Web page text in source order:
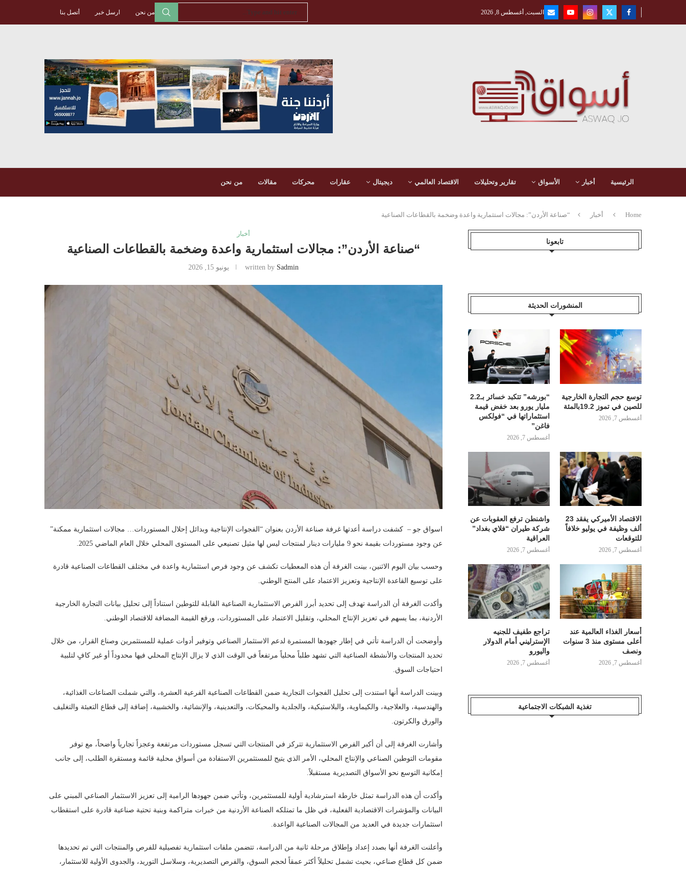
السبت, أغسطس 8, 2026 من نحن ارسل خبر أتصل بنا
الرئيسية أخبار الأسواق تقارير وتحليلات الاقتصاد العالمي ديجيتال عقارات محركات مقالات من نحن
Home أخبار “صناعة الأردن”: مجالات استثمارية واعدة وضخمة بالقطاعات الصناعية
أخبار
“صناعة الأردن”: مجالات استثمارية واعدة وضخمة بالقطاعات الصناعية
written by Sadmin يونيو 15, 2026
اسواق جو – كشفت دراسة أعدتها غرفة صناعة الأردن بعنوان “الفجوات الإنتاجية وبدائل إحلال المستوردات… مجالات استثمارية ممكنة”
عن وجود مستوردات بقيمة نحو 9 مليارات دينار لمنتجات ليس لها مثيل تصنيعي على المستوى المحلي خلال العام الماضي 2025.
وحسب بيان اليوم الاثنين، بينت الغرفة أن هذه المعطيات تكشف عن وجود فرص استثمارية واعدة في مختلف القطاعات الصناعية قادرة
على توسيع القاعدة الإنتاجية وتعزيز الاعتماد على المنتج الوطني.
وأكدت الغرفة أن الدراسة تهدف إلى تحديد أبرز الفرص الاستثمارية الصناعية القابلة للتوطين استناداً إلى تحليل بيانات التجارة الخارجية
الأردنية، بما يسهم في تعزيز الإنتاج المحلي، وتقليل الاعتماد على المستوردات، ورفع القيمة المضافة للاقتصاد الوطني.
وأوضحت أن الدراسة تأتي في إطار جهودها المستمرة لدعم الاستثمار الصناعي وتوفير أدوات عملية للمستثمرين وصناع القرار، من خلال
تحديد المنتجات والأنشطة الصناعية التي تشهد طلباً محلياً مرتفعاً في الوقت الذي لا يزال الإنتاج المحلي فيها محدوداً أو غير كافٍ لتلبية
احتياجات السوق.
وبينت الدراسة أنها استندت إلى تحليل الفجوات التجارية ضمن القطاعات الصناعية الفرعية العشرة، والتي شملت الصناعات الغذائية،
والهندسية، والعلاجية، والكيماوية، والبلاستيكية، والجلدية والمحيكات، والتعدينية، والإنشائية، والخشبية، إضافة إلى قطاع التعبئة والتغليف
والورق والكرتون.
وأشارت الغرفة إلى أن أكبر الفرص الاستثمارية تتركز في المنتجات التي تسجل مستوردات مرتفعة وعجزاً تجارياً واضحاً، مع توفر
مقومات التوطين الصناعي والإنتاج المحلي، الأمر الذي يتيح للمستثمرين الاستفادة من أسواق محلية قائمة ومستقرة الطلب، إلى جانب
إمكانية التوسع نحو الأسواق التصديرية مستقبلاً.
وأكدت أن هذه الدراسة تمثل خارطة استرشادية أولية للمستثمرين، وتأتي ضمن جهودها الرامية إلى تعزيز الاستثمار الصناعي المبني على
البيانات والمؤشرات الاقتصادية الفعلية، في ظل ما تمتلكه الصناعة الأردنية من خبرات متراكمة وبنية تحتية صناعية قادرة على استقطاب
استثمارات جديدة في العديد من المجالات الصناعية الواعدة.
وأعلنت الغرفة أنها بصدد إعداد وإطلاق مرحلة ثانية من الدراسة، تتضمن ملفات استثمارية تفصيلية للفرص والمنتجات التي تم تحديدها
ضمن كل قطاع صناعي، بحيث تشمل تحليلاً أكثر عمقاً لحجم السوق، والفرص التصديرية، وسلاسل التوريد، والجدوى الأولية للاستثمار،
تابعونا
المنشورات الحديثة
توسع حجم التجارة الخارجية
للصين في تموز 19.2بالمئة
أغسطس 7, 2026
“بورشه” تتكبد خسائر بـ2.2
مليار يورو بعد خفض قيمة
استثماراتها في “فولكس
فاغن”
أغسطس 7, 2026
الاقتصاد الأميركي يفقد 23
ألف وظيفة في يوليو خلافاً
للتوقعات
أغسطس 7, 2026
واشنطن ترفع العقوبات عن
شركة طيران “فلاي بغداد”
العراقية
أغسطس 7, 2026
أسعار الغذاء العالمية عند
أعلى مستوى منذ 3 سنوات
ونصف
أغسطس 7, 2026
تراجع طفيف للجنيه
الإسترليني أمام الدولار
واليورو
أغسطس 7, 2026
تغذية الشبكات الاجتماعية